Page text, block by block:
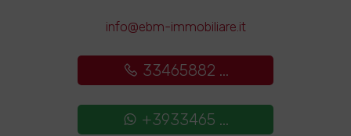
info@ebm-immobiliare.it
33465882 ...
+3933465 ...